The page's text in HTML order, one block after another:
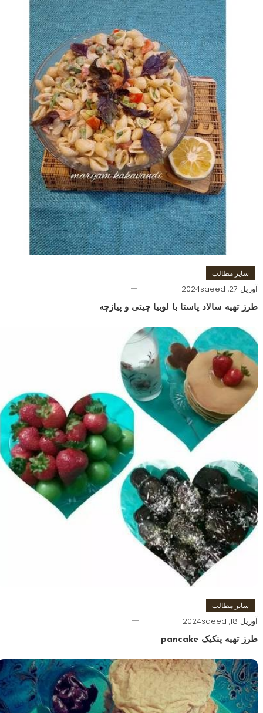
سایر مطالب
آوریل 27, 2024 saeed
طرز تهیه سالاد پاستا با لوبیا چیتی و پیازچه
سایر مطالب
آوریل 18, 2024 saeed
طرز تهیه پنکیک pancake